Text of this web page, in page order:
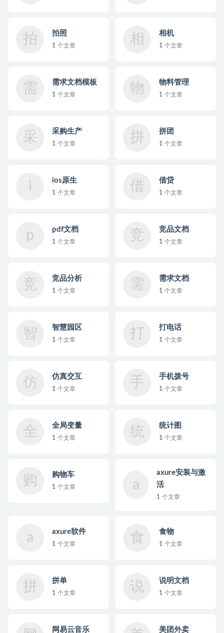
拍 拍照
1 个文章 相 相机
1 个文章
需 需求文档模板
1 个文章 物 物料管理
1 个文章
采 采购生产
1 个文章 拼 拼团
1 个文章
i ios原生
1 个文章 借 借贷
1 个文章
p pdf文档
1 个文章 竞 竞品文档
1 个文章
竞 竞品分析
1 个文章 需 需求文档
1 个文章
智 智慧园区
1 个文章 打 打电话
1 个文章
仿 仿真交互
1 个文章 手 手机拨号
1 个文章
全 全局变量
1 个文章 统 统计图
1 个文章
购 购物车
1 个文章 a
axure安装与激
活
1 个文章
a axure软件
1 个文章 食 食物
1 个文章
拼 拼单
1 个文章 说 说明文档
1 个文章
网易云音乐 美团外卖